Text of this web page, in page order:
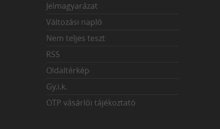
Jelmagyarázat
Változási napló
Nem teljes teszt
RSS
Oldaltérkép
Gy.i.k.
OTP vásárlói tájékoztató